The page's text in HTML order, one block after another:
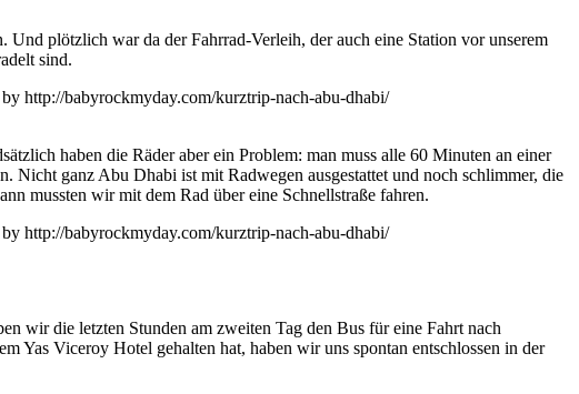
plötzlich war da der Fahrrad-Verleih, der auch eine Station vor unserem
sind.
haben die Räder aber ein Problem: man muss alle 60 Minuten an einer
Nicht ganz Abu Dhabi ist mit Radwegen ausgestattet und noch schlimmer, die
mussten wir mit dem Rad über eine Schnellstraße fahren.
wir die letzten Stunden am zweiten Tag den Bus für eine Fahrt nach
Yas Viceroy Hotel gehalten hat, haben wir uns spontan entschlossen in der